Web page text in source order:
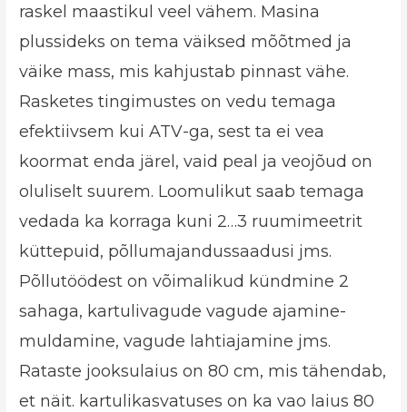
raskel maastikul veel vähem. Masina
plussideks on tema väiksed mõõtmed ja
väike mass, mis kahjustab pinnast vähe.
Rasketes tingimustes on vedu temaga
efektiivsem kui ATV-ga, sest ta ei vea
koormat enda järel, vaid peal ja veojõud on
oluliselt suurem. Loomulikut saab temaga
vedada ka korraga kuni 2…3 ruumimeetrit
küttepuid, põllumajandussaadusi jms.
Põllutöödest on võimalikud kündmine 2
sahaga, kartulivagude vagude ajamine-
muldamine, vagude lahtiajamine jms.
Rataste jooksulaius on 80 cm, mis tähendab,
et näit. kartulikasvatuses on ka vao laius 80